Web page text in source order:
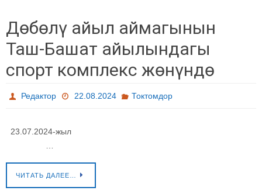
Дөбөлү айыл аймагынын
Таш-Башат айылындагы
спорт комплекс жөнүндө
Редактор 22.08.2024 Токтомдор
23.07.2024-жыл
ЧИТАТЬ ДАЛЕЕ…